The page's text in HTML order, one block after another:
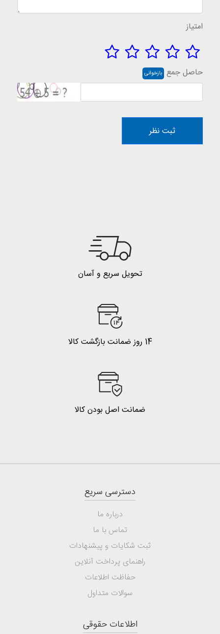
امتیاز
حاصل جمع بازخوانی
ثبت نظر
تحویل سریع و آسان
14 روز ضمانت بازگشت کالا
ضمانت اصل بودن کالا
دسترسی سریع
درباره ما
تماس با ما
ثبت شکایات و پیشنهادات
راهنمای پرداخت آنلاین
حفاظت اطلاعات
سوالات متداول
اطلاعات حقوقی